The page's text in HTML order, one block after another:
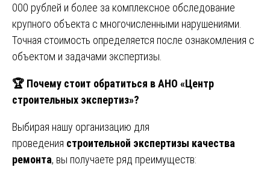
000 рублей и более за комплексное обследование
крупного объекта с многочисленными нарушениями.
Точная стоимость определяется после ознакомления с
объектом и задачами экспертизы.
🏆 Почему стоит обратиться в АНО «Центр
строительных экспертиз»?
Выбирая нашу организацию для
проведения строительной экспертизы качества
ремонта, вы получаете ряд преимуществ: